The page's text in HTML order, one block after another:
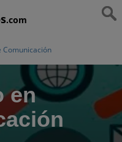
.com
Comunicación
en